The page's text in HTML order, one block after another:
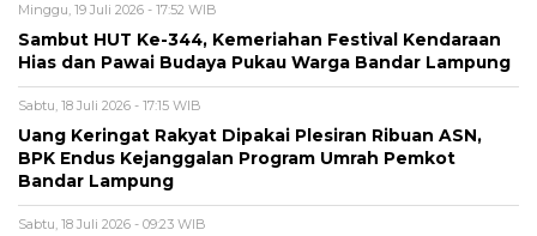
Minggu, 19 Juli 2026 - 17:52 WIB
Sambut HUT Ke-344, Kemeriahan Festival Kendaraan
Hias dan Pawai Budaya Pukau Warga Bandar Lampung
Sabtu, 18 Juli 2026 - 17:15 WIB
Uang Keringat Rakyat Dipakai Plesiran Ribuan ASN,
BPK Endus Kejanggalan Program Umrah Pemkot
Bandar Lampung
Sabtu, 18 Juli 2026 - 09:23 WIB